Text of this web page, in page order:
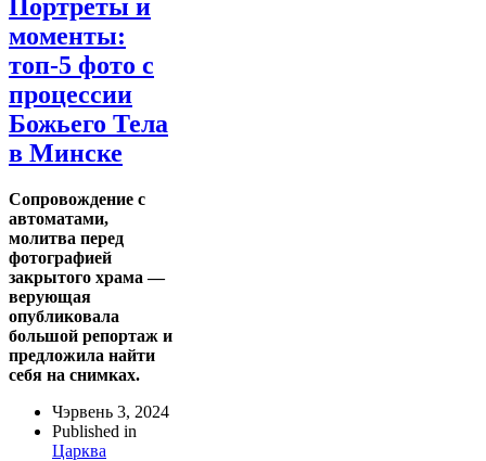
Портреты и
моменты:
топ-5 фото с
процессии
Божьего Тела
в Минске
Сопровождение с
автоматами,
молитва перед
фотографией
закрытого храма —
верующая
опубликовала
большой репортаж и
предложила найти
себя на снимках.
Чэрвень 3, 2024
Published in
Царква